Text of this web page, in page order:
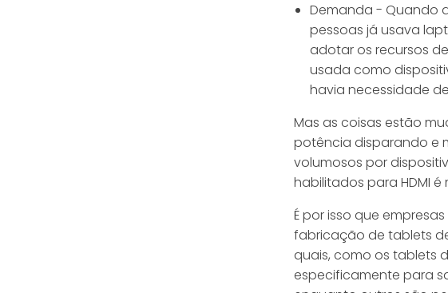
Demanda - Quando
pessoas já usava
adotar os recursos
usada como
havia necessidade
Mas as coisas estão
potência disparando e
volumosos por
habilitados para HDMI
É por isso que
fabricação de tablets
quais, como os tablets
especificamente para